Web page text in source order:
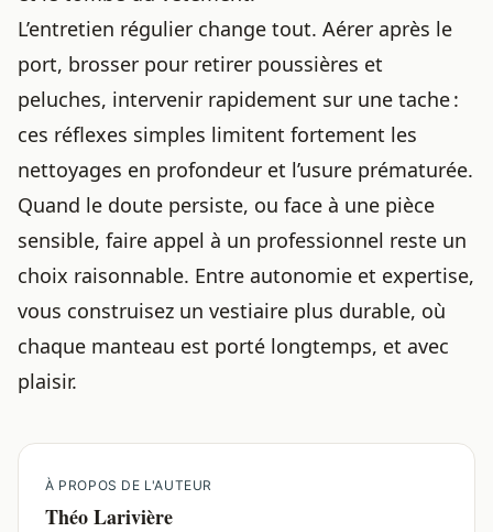
L’entretien régulier change tout. Aérer après le
port, brosser pour retirer poussières et
peluches, intervenir rapidement sur une tache :
ces réflexes simples limitent fortement les
nettoyages en profondeur et l’usure prématurée.
Quand le doute persiste, ou face à une pièce
sensible, faire appel à un professionnel reste un
choix raisonnable. Entre autonomie et expertise,
vous construisez un vestiaire plus durable, où
chaque manteau est porté longtemps, et avec
plaisir.
À PROPOS DE L'AUTEUR
Théo Larivière